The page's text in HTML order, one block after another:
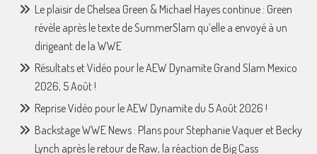
Le plaisir de Chelsea Green & Michael Hayes continue : Green
révèle après le texte de SummerSlam qu’elle a envoyé à un
dirigeant de la WWE
Résultats et Vidéo pour le AEW Dynamite Grand Slam Mexico
2026, 5 Août !
Reprise Vidéo pour le AEW Dynamite du 5 Août 2026 !
Backstage WWE News : Plans pour Stephanie Vaquer et Becky
Lynch après le retour de Raw, la réaction de Big Cass